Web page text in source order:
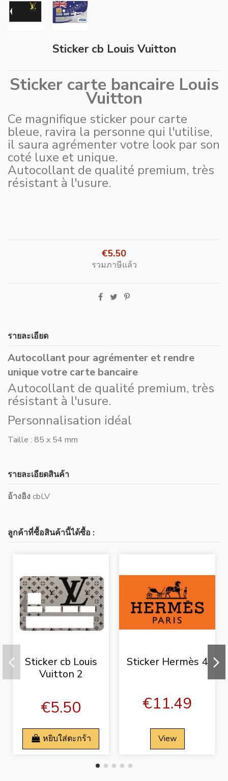
Sticker cb Louis Vuitton
Sticker carte bancaire Louis
Vuitton
Ce magnifique sticker pour carte
bleue, ravira la personne qui l'utilise,
il saura agrémenter votre look par son
coté luxe et unique.
Autocollant de qualité premium, très
résistant à l'usure.
€5.50
รวมภาษีแล้ว
รายละเอียด
Autocollant pour agrémenter et rendre
unique votre carte bancaire
Autocollant de qualité premium, très
résistant à l'usure.
Personnalisation idéal
Taille : 85 x 54 mm
รายละเอียดสินค้า
อ้างอิงcbLV
ลูกค้าที่ซื้อสินค้านี้ได้ซื้อ :
Sticker cb Louis
Vuitton 2
€5.50
หยิบใส่ตะกร้า
Sticker Hermès 4
€11.49
View